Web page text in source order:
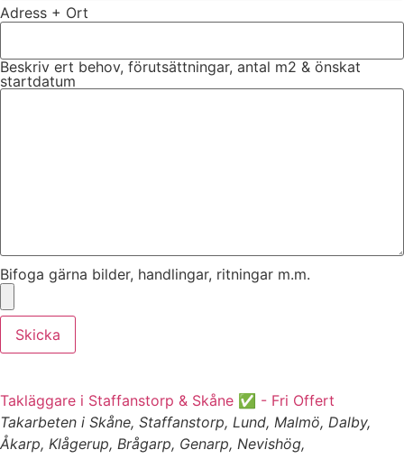
Adress + Ort
Beskriv ert behov, förutsättningar, antal m2 & önskat
startdatum
Bifoga gärna bilder, handlingar, ritningar m.m.
Skicka
Takläggare i Staffanstorp & Skåne ✅ - Fri Offert
Takarbeten i Skåne, Staffanstorp, Lund, Malmö, Dalby,
Åkarp, Klågerup, Brågarp, Genarp, Nevishög,